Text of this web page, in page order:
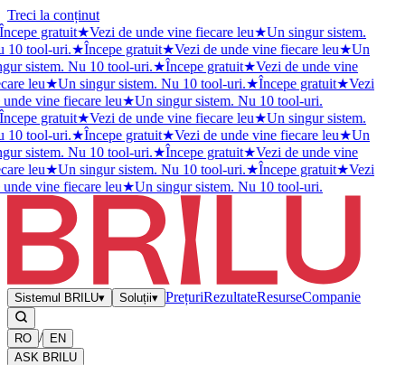
Treci la conținut
gratuit★Vezi de unde vine fiecare leu★Un singur sistem.
10 tool-uri.★Începe gratuit★Vezi de unde vine fiecare leu★Un
sistem. Nu 10 tool-uri.★Începe gratuit★Vezi de unde vine
leu★Un singur sistem. Nu 10 tool-uri.★Începe gratuit★Vezi
unde vine fiecare leu★Un singur sistem. Nu 10 tool-uri.
gratuit★Vezi de unde vine fiecare leu★Un singur sistem.
10 tool-uri.★Începe gratuit★Vezi de unde vine fiecare leu★Un
sistem. Nu 10 tool-uri.★Începe gratuit★Vezi de unde vine
leu★Un singur sistem. Nu 10 tool-uri.★Începe gratuit★Vezi
unde vine fiecare leu★Un singur sistem. Nu 10 tool-uri.
Sistemul BRILU▾ Soluții▾ PrețuriRezultateResurseCompanie
RO /
EN
ASK BRILU